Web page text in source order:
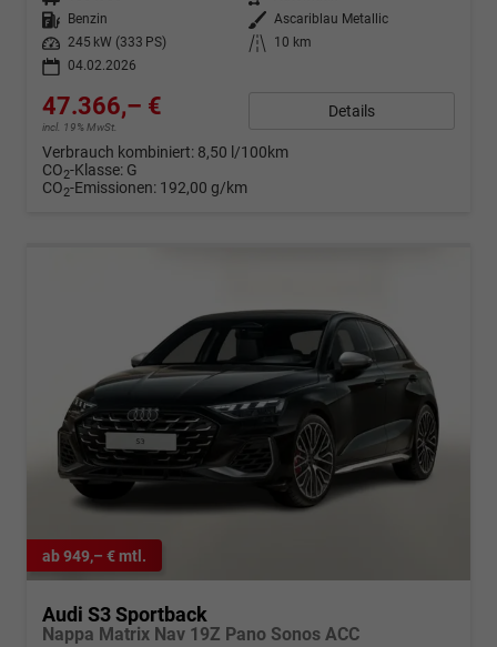
Kraftstoff
Benzin Außenfarbe Ascariblau Metallic
Leistung
245 kW (333 PS) Kilometerstand
10 km
04.02.2026
47.366,– €
incl. 19% MwSt.
Details
Verbrauch kombiniert: 8,50 l/100km
CO2-Klasse: G
CO2-Emissionen: 192,00 g/km
ab 949,– € mtl.
Audi S3 Sportback
Nappa Matrix Nav 19Z Pano Sonos ACC